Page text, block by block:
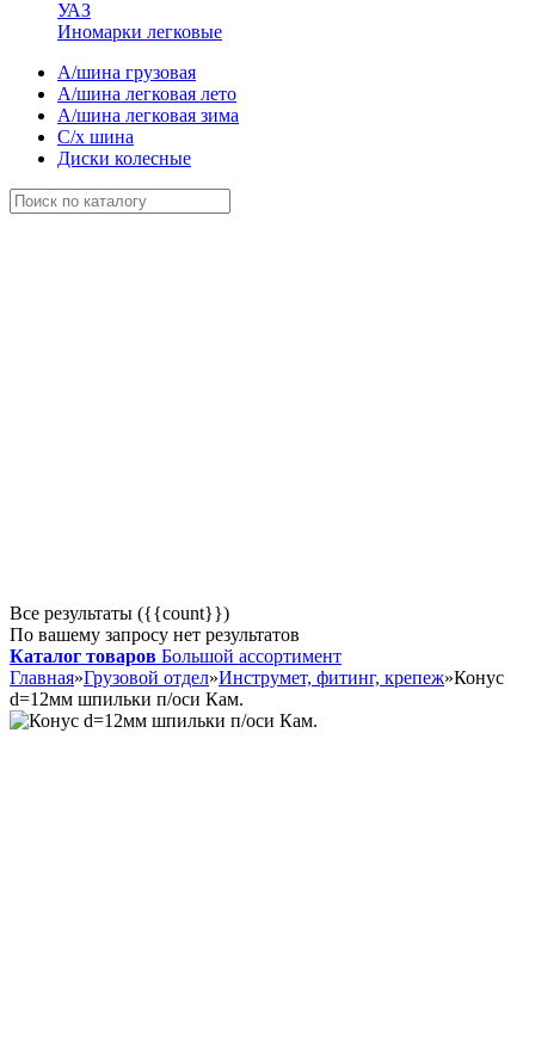
УАЗ
Иномарки легковые
А/шина грузовая
А/шина легковая лето
А/шина легковая зима
С/х шина
Диски колесные
Все результаты ({{count}})
По вашему запросу нет результатов
Каталог товаров Большой ассортимент
Главная»Грузовой отдел»Инструмет, фитинг, крепеж»Конус
d=12мм шпильки п/оси Кам.